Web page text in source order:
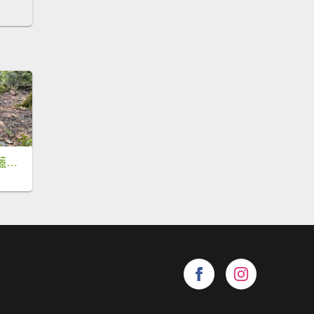
六龜警備線南段（藤枝-茂林）2天1夜